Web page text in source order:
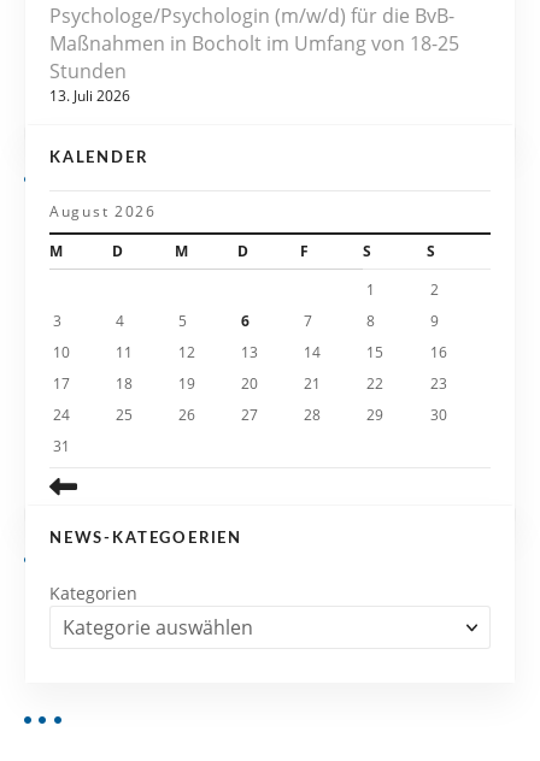
a
Psychologe/Psychologin (m/w/d) für die BvB-
Maßnahmen in Bocholt im Umfang von 18-25
Stunden
13. Juli 2026
KALENDER
August 2026
M
D M D F S
S
1
2
3
4 5 6 7 8
9
10
11 12 13 14 15
16
17
18 19 20 21 22
23
24
25 26 27 28 29
30
31
NEWS-KATEGOERIEN
Kategorien